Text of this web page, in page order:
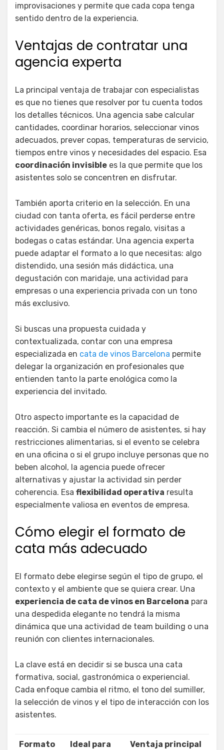
improvisaciones y permite que cada copa tenga
sentido dentro de la experiencia.
Ventajas de contratar una
agencia experta
La principal ventaja de trabajar con especialistas
es que no tienes que resolver por tu cuenta todos
los detalles técnicos. Una agencia sabe calcular
cantidades, coordinar horarios, seleccionar vinos
adecuados, prever copas, temperaturas de servicio,
tiempos entre vinos y necesidades del espacio. Esa
coordinación invisible es la que permite que los
asistentes solo se concentren en disfrutar.
También aporta criterio en la selección. En una
ciudad con tanta oferta, es fácil perderse entre
actividades genéricas, bonos regalo, visitas a
bodegas o catas estándar. Una agencia experta
puede adaptar el formato a lo que necesitas: algo
distendido, una sesión más didáctica, una
degustación con maridaje, una actividad para
empresas o una experiencia privada con un tono
más exclusivo.
Si buscas una propuesta cuidada y
contextualizada, contar con una empresa
especializada en cata de vinos Barcelona permite
delegar la organización en profesionales que
entienden tanto la parte enológica como la
experiencia del invitado.
Otro aspecto importante es la capacidad de
reacción. Si cambia el número de asistentes, si hay
restricciones alimentarias, si el evento se celebra
en una oficina o si el grupo incluye personas que no
beben alcohol, la agencia puede ofrecer
alternativas y ajustar la actividad sin perder
coherencia. Esa flexibilidad operativa resulta
especialmente valiosa en eventos de empresa.
Cómo elegir el formato de
cata más adecuado
El formato debe elegirse según el tipo de grupo, el
contexto y el ambiente que se quiera crear. Una
experiencia de cata de vinos en Barcelona para
una despedida elegante no tendrá la misma
dinámica que una actividad de team building o una
reunión con clientes internacionales.
La clave está en decidir si se busca una cata
formativa, social, gastronómica o experiencial.
Cada enfoque cambia el ritmo, el tono del sumiller,
la selección de vinos y el tipo de interacción con los
asistentes.
Formato Ideal para Ventaja principal